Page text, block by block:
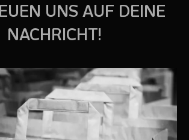
UNS AUF DEINE
NACHRICHT!